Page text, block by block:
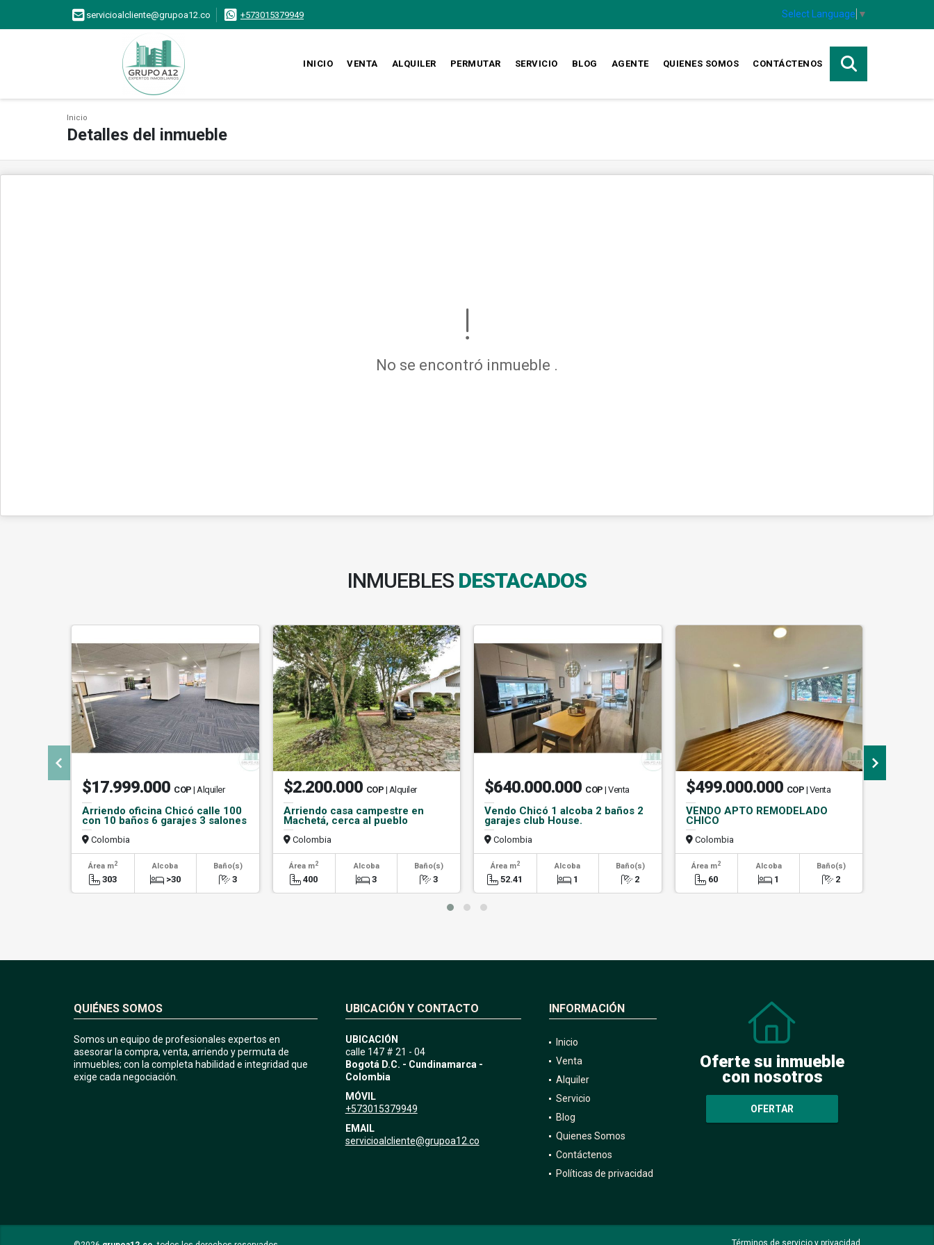
servicioalcliente@grupoa12.co +573015379949 Select Language ▼
INICIO VENTA ALQUILER PERMUTAR SERVICIO BLOG AGENTE QUIENES SOMOS CONTÁCTENOS
Inicio
Detalles del inmueble
No se encontró inmueble .
INMUEBLES DESTACADOS
$17.999.000 COP | Alquiler
Arriendo oficina Chicó calle 100
con 10 baños 6 garajes 3 salones
Colombia
Área m2
303
Alcoba
>30
Baño(s)
3
$2.200.000 COP | Alquiler
Arriendo casa campestre en
Machetá, cerca al pueblo
Colombia
Área m2
400
Alcoba
3
Baño(s)
3
$640.000.000 COP | Venta
Vendo Chicó 1 alcoba 2 baños 2
garajes club House.
Colombia
Área m2
52.41
Alcoba
1
Baño(s)
2
$499.000.000 COP | Venta
VENDO APTO REMODELADO
CHICO
Colombia
Área m2
60
Alcoba
1
Baño(s)
2
QUIÉNES SOMOS
Somos un equipo de profesionales expertos en
asesorar la compra, venta, arriendo y permuta de
inmuebles; con la completa habilidad e integridad que
exige cada negociación.
UBICACIÓN Y CONTACTO
UBICACIÓN
calle 147 # 21 - 04
Bogotá D.C. - Cundinamarca -
Colombia
MÓVIL
+573015379949
EMAIL
servicioalcliente@grupoa12.co
INFORMACIÓN
Inicio
Venta
Alquiler
Servicio
Blog
Quienes Somos
Contáctenos
Políticas de privacidad
Oferte su inmueble
con nosotros
OFERTAR
Términos de servicio y privacidad